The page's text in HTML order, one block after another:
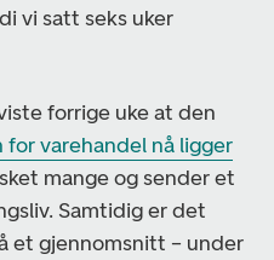
vi satt seks uker
forrige uke at den
varehandel nå ligger
mange og sender et
Samtidig er det
et gjennomsnitt – under